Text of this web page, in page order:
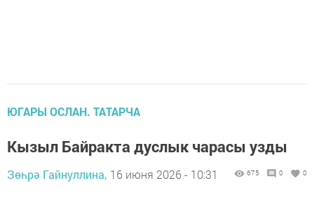
ЮГАРЫ ОСЛАН. ТАТАРЧА
Кызыл Байракта дуслык чарасы узды
Зөһрә Гайнуллина, 16 июня 2026 - 10:31 675 0 0